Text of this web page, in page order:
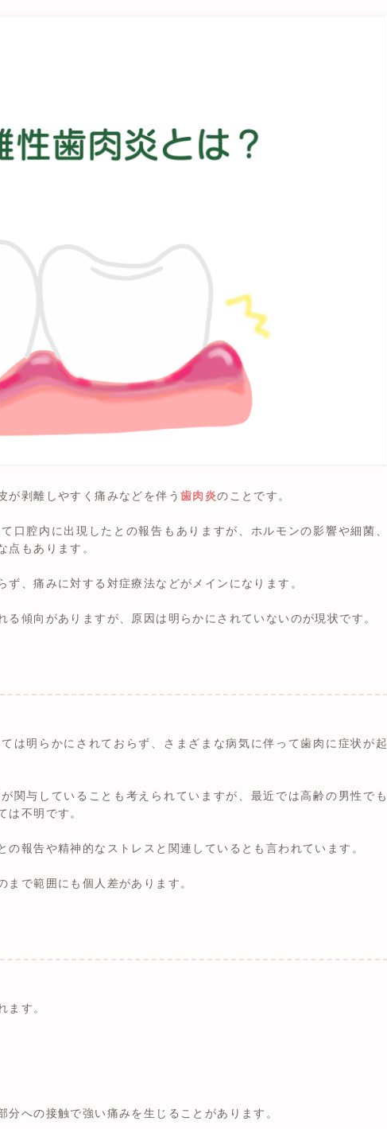
が剥離しやすく痛みなどを伴う 歯肉炎のことです。
口腔内に出現したとの報告もありますが、ホルモンの影響や細菌、
もあります。
、痛みに対する対症療法などがメインになります。
傾向がありますが、原因は明らかにされていないのが現状です。
は明らかにされておらず、さまざまな病気に伴って歯肉に症状が起
関与していることも考えられていますが、最近では高齢の男性でも
不明です。
報告や精神的なストレスと関連しているとも言われています。
で範囲にも個人差があります。
す。
への接触で強い痛みを生じることがあります。